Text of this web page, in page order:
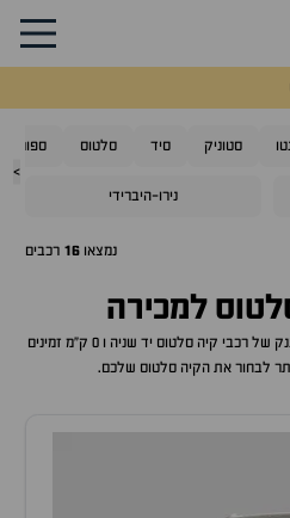
>
סטוניק סיד סלטוס
נירו-היברידי
נמצאו 16 רכבים
למכירה
של רכבי קיה סלטוס
יד שניה ו 0 ק"מ זמינים
לבחור את הקיה סלטוס שלכם.